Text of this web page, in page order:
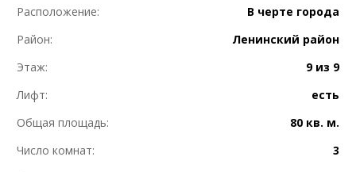
Расположение:
В черте города
Район:
Ленинский район
Этаж:
9 из 9
Лифт:
есть
Общая площадь:
80 кв. м.
Число комнат:
3